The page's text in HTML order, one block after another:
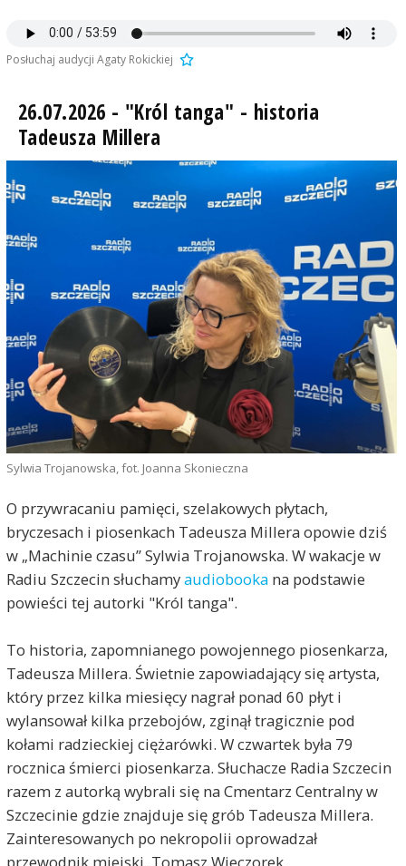
Posłuchaj audycji Agaty Rokickiej
26.07.2026 - "Król tanga" - historia
Tadeusza Millera
Sylwia Trojanowska, fot. Joanna Skonieczna
O przywracaniu pamięci, szelakowych płytach,
bryczesach i piosenkach Tadeusza Millera opowie dziś
w „Machinie czasu” Sylwia Trojanowska. W wakacje w
Radiu Szczecin słuchamyaudiobookana podstawie
powieści tej autorki "Król tanga".
To historia, zapomnianego powojennego piosenkarza,
Tadeusza Millera. Świetnie zapowiadający się artysta,
który przez kilka miesięcy nagrał ponad 60 płyt i
wylansował kilka przebojów, zginął tragicznie pod
kołami radzieckiej ciężarówki. W czwartek była 79
rocznica śmierci piosenkarza. Słuchacze Radia Szczecin
razem z autorką wybrali się na Cmentarz Centralny w
Szczecinie gdzie znajduje się grób Tadeusza Millera.
Zainteresowanych po nekropolii oprowadzał